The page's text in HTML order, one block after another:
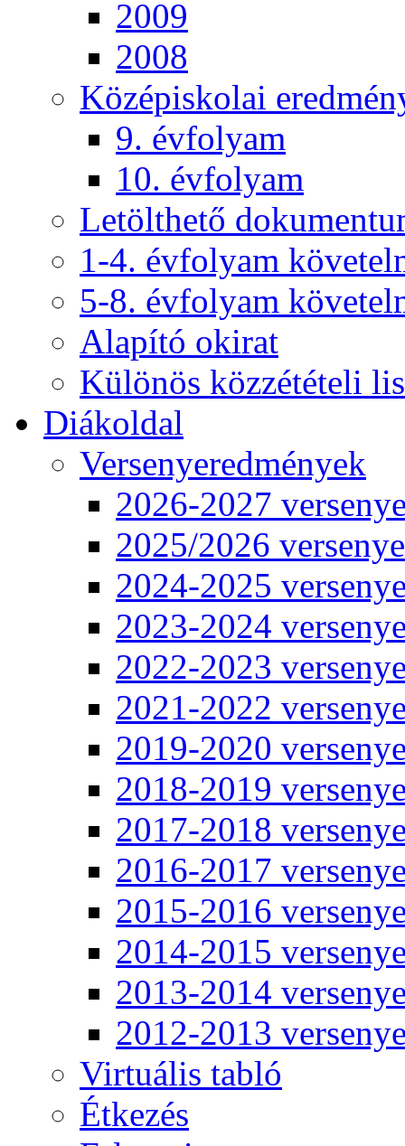
2009
2008
Középiskolai
9. évfolyam
10. évfolyam
Letölthető
1-4. évfolyam
5-8. évfolyam
Alapító okirat
Különös közzétételi
Diákoldal
Versenyeredmények
2026-2027
2025/2026
2024-2025
2023-2024
2022-2023
2021-2022
2019-2020
2018-2019
2017-2018
2016-2017
2015-2016
2014-2015
2013-2014
2012-2013
Virtuális tabló
Étkezés